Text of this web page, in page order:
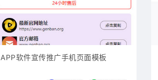
APP软件宣传推广手机页面模板